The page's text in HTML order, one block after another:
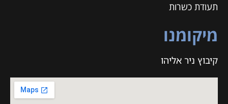
תעודת כשרות
מיקומנו
קיבוץ ניר אליהו